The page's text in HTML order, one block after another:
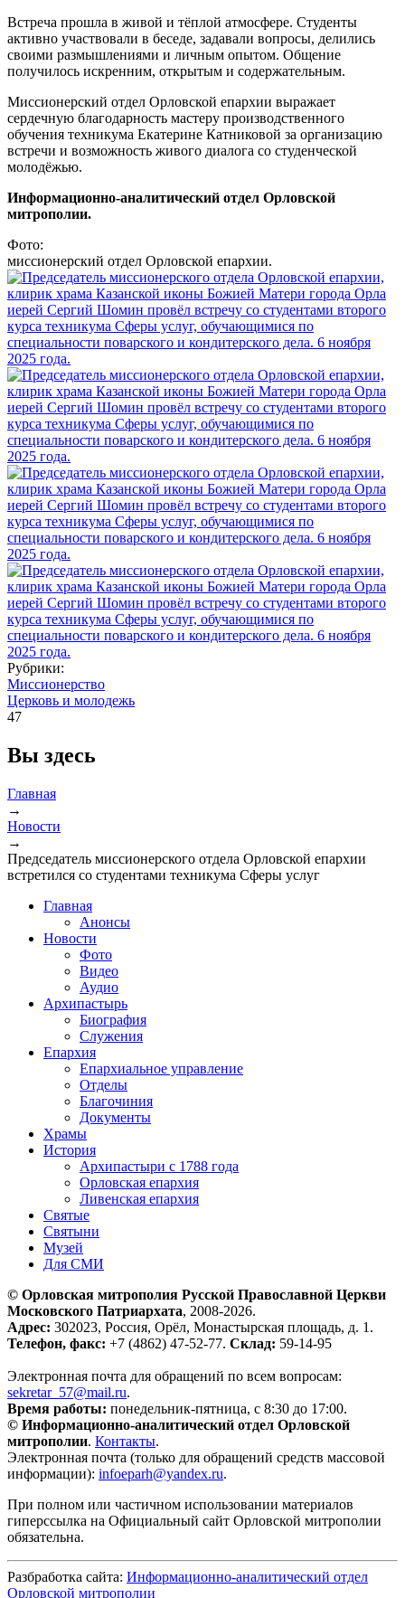
Встреча прошла в живой и тёплой атмосфере. Студенты
активно участвовали в беседе, задавали вопросы, делились
своими размышлениями и личным опытом. Общение
получилось искренним, открытым и содержательным.
Миссионерский отдел Орловской епархии выражает
сердечную благодарность мастеру производственного
обучения техникума Екатерине Катниковой за организацию
встречи и возможность живого диалога со студенческой
молодёжью.
Информационно-аналитический отдел Орловской
митрополии.
Фото:
миссионерский отдел Орловской епархии.
Рубрики:
Миссионерство
Церковь и молодежь
47
Вы здесь
Главная
→
Новости
→
Председатель миссионерского отдела Орловской епархии
встретился со студентами техникума Сферы услуг
Главная
Анонсы
Новости
Фото
Видео
Аудио
Архипастырь
Биография
Служения
Епархия
Епархиальное управление
Отделы
Благочиния
Документы
Храмы
История
Архипастыри с 1788 года
Орловская епархия
Ливенская епархия
Святые
Святыни
Музей
Для СМИ
© Орловская митрополия Русской Православной Церкви
Московского Патриархата, 2008-2026.
Адрес: 302023, Россия, Орёл, Монастырская площадь, д. 1.
Телефон, факс: +7 (4862) 47-52-77. Склад: 59-14-95
Электронная почта для обращений по всем вопросам:
sekretar_57@mail.ru.
Время работы: понедельник-пятница, с 8:30 до 17:00.
© Информационно-аналитический отдел Орловской
митрополии. Контакты.
Электронная почта (только для обращений средств массовой
информации): infoeparh@yandex.ru.
При полном или частичном использовании материалов
гиперссылка на Официальный сайт Орловской митрополии
обязательна.
Разбработка сайта: Информационно-аналитический отдел
Орловской митрополии